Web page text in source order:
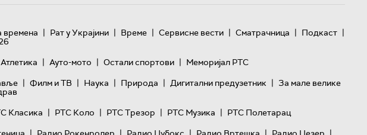
времена | Рат у Украјини | Време | Сервисне вести | Сматрачница | Подкаст |
Атлетика | Ауто-мото | Остали спортови | Меморијал РТС
| Филм и ТВ | Наука | Природа | Дигитални предузетник | За мале велике
Класика | РТС Коло | РТС Трезор | РТС Музика | РТС Полетарац